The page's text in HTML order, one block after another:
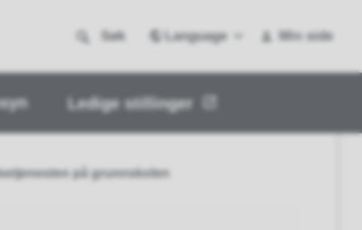
Søk Language Min side
Ledige stillinger
på grunnskolen